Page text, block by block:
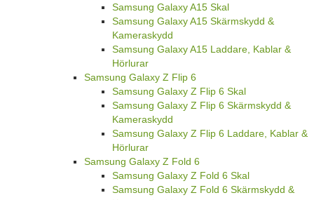
Samsung Galaxy A15 Skal
Samsung Galaxy A15 Skärmskydd &
Kameraskydd
Samsung Galaxy A15 Laddare, Kablar &
Hörlurar
Samsung Galaxy Z Flip 6
Samsung Galaxy Z Flip 6 Skal
Samsung Galaxy Z Flip 6 Skärmskydd &
Kameraskydd
Samsung Galaxy Z Flip 6 Laddare, Kablar &
Hörlurar
Samsung Galaxy Z Fold 6
Samsung Galaxy Z Fold 6 Skal
Samsung Galaxy Z Fold 6 Skärmskydd &